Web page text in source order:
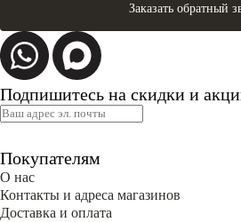
Заказать обратный
Подпишитесь на скидки и
Покупателям
О нас
Контакты и адреса магазинов
Доставка и оплата